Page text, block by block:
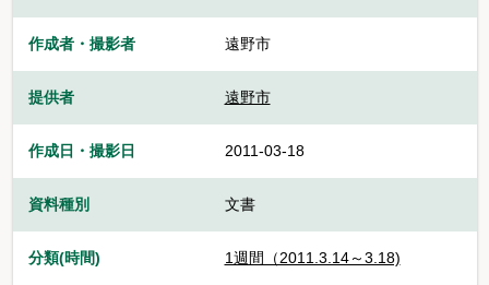
作成者・撮影者 遠野市
提供者 遠野市
作成日・撮影日 2011-03-18
資料種別 文書
分類(時間) 1週間（2011.3.14～3.18)